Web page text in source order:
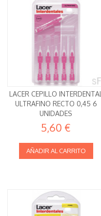
LACER CEPILLO INTERDENTAL
ULTRAFINO RECTO 0,45 6
UNIDADES
5,60 €
AÑADIR AL CARRITO